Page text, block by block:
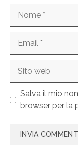
Salva il mio
browser per la